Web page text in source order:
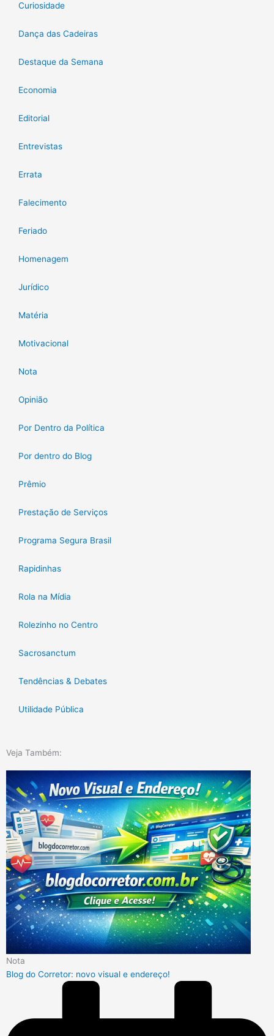
Curiosidade
Dança das Cadeiras
Destaque da Semana
Economia
Editorial
Entrevistas
Errata
Falecimento
Feriado
Homenagem
Jurídico
Matéria
Motivacional
Nota
Opinião
Por Dentro da Política
Por dentro do Blog
Prêmio
Prestação de Serviços
Programa Segura Brasil
Rapidinhas
Rola na Mídia
Rolezinho no Centro
Sacrosanctum
Tendências & Debates
Utilidade Pública
Veja Também:
Nota
Blog do Corretor: novo visual e endereço!